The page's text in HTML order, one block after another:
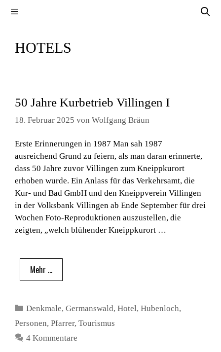
HOTELS
50 Jahre Kurbetrieb Villingen I
18. Februar 2025 von Wolfgang Bräun
Erste Erinnerungen in 1987 Man sah 1987
ausreichend Grund zu feiern, als man daran erinnerte,
dass 50 Jahre zuvor Villingen zum Kneippkurort
erhoben wurde. Ein Anlass für das Verkehrsamt, die
Kur- und Bad GmbH und den Kneippverein Villingen
in der Volksbank Villingen ab Ende September für drei
Wochen Foto-Reproduktionen auszustellen, die
zeigten, „welch blühender Kneippkurort …
Mehr …
Kategorien
Denkmale,Germanswald,Hotel,Hubenloch,
Personen, Pfarrer, Tourismus
4 Kommentare